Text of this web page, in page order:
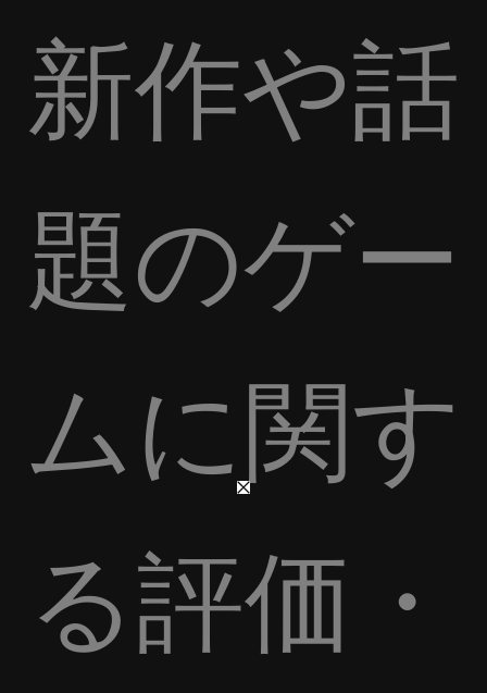
新作や話
題のゲー
ムに関す
る評価・